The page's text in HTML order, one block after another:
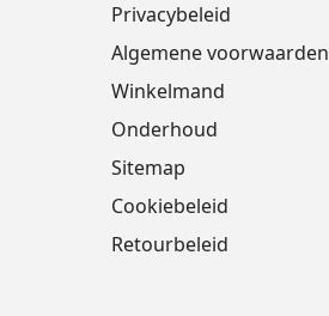
Privacybeleid
Algemene voorwaarden
Winkelmand
Onderhoud
Sitemap
Cookiebeleid
Retourbeleid